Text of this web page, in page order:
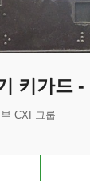
CXI 그룹